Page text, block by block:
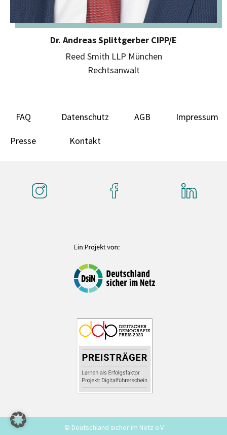
Dr. Andreas Splittgerber CIPP/E
Reed Smith LLP München
Rechtsanwalt
FAQ Datenschutz AGB Impressum
Presse Kontakt
© Deutschland sicher im Netz e.V.